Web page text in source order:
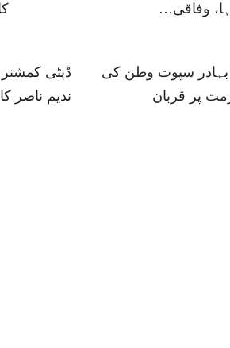
وفاقی…
بہادر سپوت وطن کی
پر قربان
ڈپٹی کمشنر
ندیم ناصر